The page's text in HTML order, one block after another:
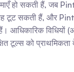
हो सकती हैं, जब
टूट सकती हैं, और
आधिकारिक विधियों
टूल्स को प्राथमिकता